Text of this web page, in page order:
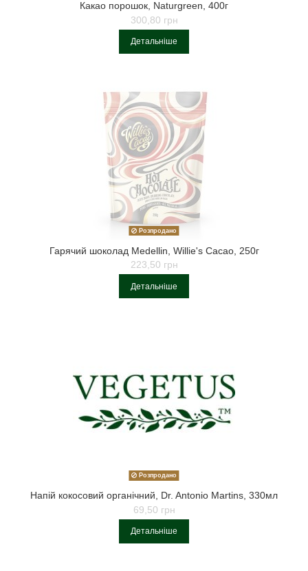
Какао порошок, Naturgreen, 400г
300,80 грн
Детальніше
Розпродано
Гарячий шоколад Medellin, Willie's Cacao, 250г
223,50 грн
Детальніше
Розпродано
Напій кокосовий органічний, Dr. Antonio Martins, 330мл
69,50 грн
Детальніше